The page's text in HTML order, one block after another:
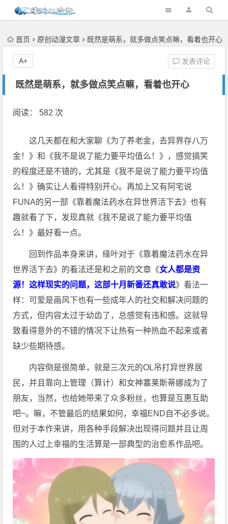
首页 原创动漫文章 既然是萌系，就多做点笑点嘛，看着也开心
既然是萌系，就多做点笑点嘛，看着也开心
发表评论
A+
阅读： 582 次
这几天都在和大家聊《为了养老金，去异界存八万
金！》和《我不是说了能力要平均值么！》，感觉搞笑
的程度还是不错的，尤其是《我不是说了能力要平均值
么！》确实让人看得特别开心。再加上又有阿宅说
FUNA的另一部《靠着魔法药水在异世界活下去》也有
趣就看了下，发现真就《我不是说了能力要平均值
么！》最好看一点。
回到作品本身来讲，缘叶对于《靠着魔法药水在异
世界活下去》的看法还是和之前的文章《女人都是资
源！这样现实的问题，这部十月新番还真敢说》看法一
样：可爱是画风下也有一些成年人的社交和解决问题的
方式，但内容太过于幼齿了，总感觉有违和感。这就导
致看得意外的不错的情况下让热有一种热血不起来或者
缺少些期待感。
内容倒是很简单，就是三次元的OL吊打异世界居
民，并且靠向上管理（算计）和女神塞莱斯蒂娜成为了
朋友，当然，也给她带来了众多粉丝，也算是互惠互助
吧~。嘛，不管最后的结果如何，幸福END自不必多说。
但对于本作来讲，用各种手段解决出现得问题并且让周
围的人过上幸福的生活算是一部典型的治愈系作品吧。